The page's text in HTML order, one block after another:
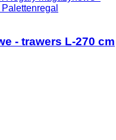
- trawers L-270 cm